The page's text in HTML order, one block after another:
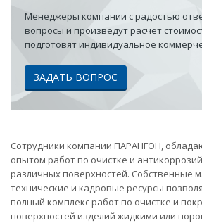
Менеджеры компании с радостью
вопросы и произведут расчет
подготовят индивидуальное
ЗАДАТЬ ВОПРОС
Сотрудники компании ПАРАНГОН,
опытом работ по очистке и
различных поверхностей. Собственные
технические и кадровые ресурсы
полный комплекс работ по очистке и
поверхностей изделий жидкими или